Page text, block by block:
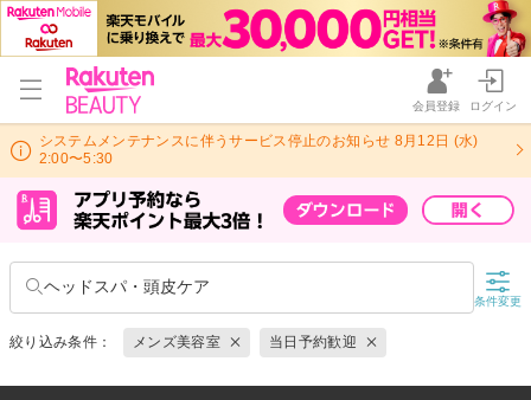
会員登録 ログイン
システムメンテナンスに伴うサービス停止のお知らせ 8月12日 (水)
2:00〜5:30
ヘッドスパ・頭皮ケア
条件変更
絞り込み条件： メンズ美容室 当日予約歓迎